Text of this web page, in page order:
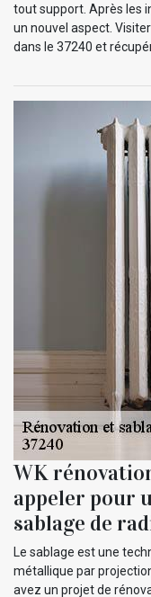
tout support. Après les
un nouvel aspect.
dans le 37240 et
WK
appeler pour
sablage de
Le sablage est une
métallique par
avez un projet de